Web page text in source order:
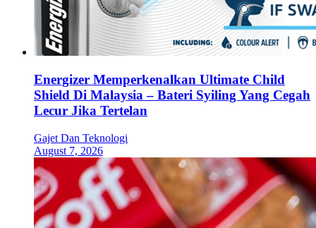
Energizer Memperkenalkan Ultimate Child
Shield Di Malaysia – Bateri Syiling Yang Cegah
Lecur Jika Tertelan
Gajet Dan Teknologi
August 7, 2026